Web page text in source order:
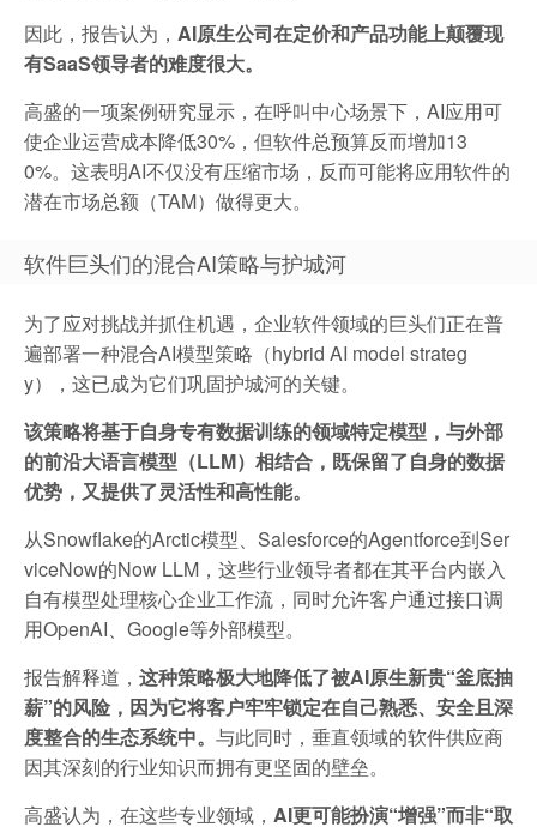
因此，报告认为， AI原生公司在定价和产品功能上颠覆现
有SaaS领导者的难度很大。
高盛的一项案例研究显示，在呼叫中心场景下，AI应用可
使企业运营成本降低30%，但软件总预算反而增加13
0%。这表明AI不仅没有压缩市场，反而可能将应用软件的
潜在市场总额（TAM）做得更大。
软件巨头们的混合AI策略与护城河
为了应对挑战并抓住机遇，企业软件领域的巨头们正在普
遍部署一种混合AI模型策略（hybrid AI model strateg
y），这已成为它们巩固护城河的关键。
该策略将基于自身专有数据训练的领域特定模型，与外部
的前沿大语言模型（LLM）相结合，既保留了自身的数据
优势，又提供了灵活性和高性能。
从Snowflake的Arctic模型、Salesforce的Agentforce到Ser
viceNow的Now LLM，这些行业领导者都在其平台内嵌入
自有模型处理核心企业工作流，同时允许客户通过接口调
用OpenAI、Google等外部模型。
报告解释道， 这种策略极大地降低了被AI原生新贵“釜底抽
薪”的风险，因为它将客户牢牢锁定在自己熟悉、安全且深
度整合的生态系统中。 与此同时，垂直领域的软件供应商
因其深刻的行业知识而拥有更坚固的壁垒。
高盛认为，在这些专业领域， AI更可能扮演“增强”而非“取